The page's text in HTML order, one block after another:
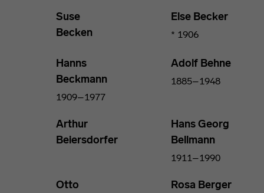
Suse
Becken
Else Becker
* 1906
Hanns
Beckmann
1909–1977
Adolf Behne
1885–1948
Arthur
Beiersdorfer
Hans Georg
Bellmann
1911–1990
Otto
Rosa Berger